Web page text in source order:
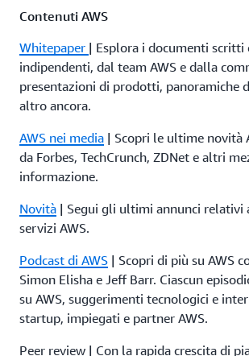
Contenuti AWS
Whitepaper | Esplora i documenti scritti
indipendenti, dal team AWS e dalla
presentazioni di prodotti, panoramiche
altro ancora.
AWS nei media | Scopri le ultime novità
da Forbes, TechCrunch, ZDNet e altri
informazione.
Novità | Segui gli ultimi annunci relativi
servizi AWS.
Podcast di AWS | Scopri di più su AWS
Simon Elisha e Jeff Barr. Ciascun
su AWS, suggerimenti tecnologici e
startup, impiegati e partner AWS.
Peer review | Con la rapida crescita di